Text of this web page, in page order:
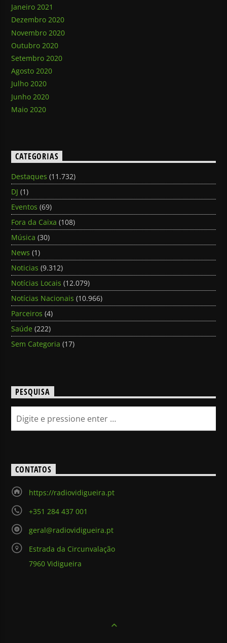
Janeiro 2021
Dezembro 2020
Novembro 2020
Outubro 2020
Setembro 2020
Agosto 2020
Julho 2020
Junho 2020
Maio 2020
CATEGORIAS
Destaques (11.732)
DJ (1)
Eventos (69)
Fora da Caixa (108)
Música (30)
News (1)
Noticias (9.312)
Notícias Locais (12.079)
Notícias Nacionais (10.966)
Parceiros (4)
Saúde (222)
Sem Categoria (17)
PESQUISA
CONTATOS
https://radiovidigueira.pt
+351 284 437 001
geral@radiovidigueira.pt
Estrada da Circunvalação
7960 Vidigueira